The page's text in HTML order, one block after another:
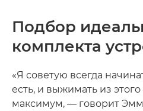
Подбор
комплекта
«Я советую всегда
есть, и выжимать из
максимум, — говорит